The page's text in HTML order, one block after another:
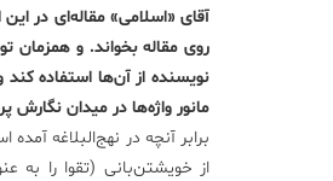
آقای «اسلامی» مقاله‌ای در
روی مقاله بخواند. و همزمان
نویسنده از آن‌ها استفاده
مانور واژه‌ها در میدان
برابر آنچه در نهج‌البلاغه
از خویشتن‌بانی (تقوا را